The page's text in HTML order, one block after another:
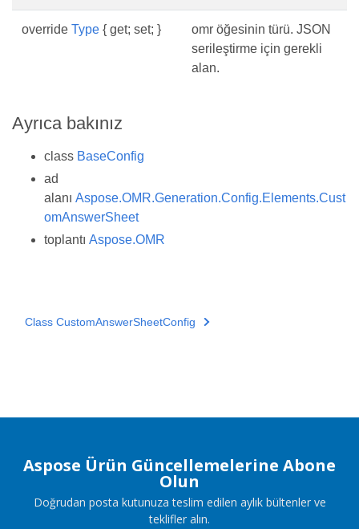
override Type { get; set; }
omr öğesinin türü. JSON
serileştirme için gerekli
alan.
Ayrıca bakınız
class BaseConfig
ad
alanı Aspose.OMR.Generation.Config.Elements.Cust
omAnswerSheet
toplantı Aspose.OMR
Class CustomAnswerSheetConfig
Aspose Ürün Güncellemelerine Abone
Olun
Doğrudan posta kutunuza teslim edilen aylık bültenler ve
teklifler alın.